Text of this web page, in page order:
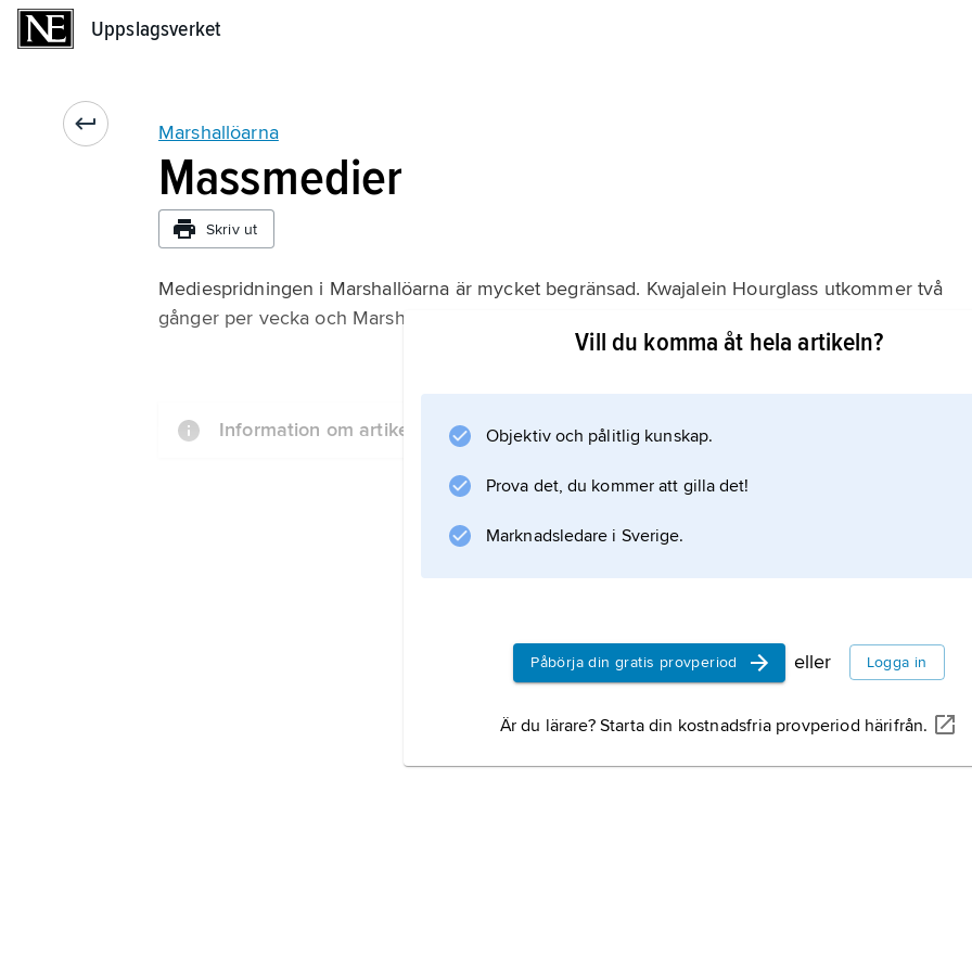
Uppslagsverket
Marshallöarna
Massmedier
Skriv ut
Mediespridningen i Marshallöarna är mycket begränsad. Kwajalein Hourglass utkommer två
gånger per vecka och Marshall Islands Journal varje fredag.
Information om artikeln
Vill du komma åt hela artikeln?
Objektiv och pålitlig kunskap.
Prova det, du kommer att gilla det!
Marknadsledare i Sverige.
Påbörja din gratis provperiod eller Logga in
Är du lärare? Starta din kostnadsfria provperiod härifrån.